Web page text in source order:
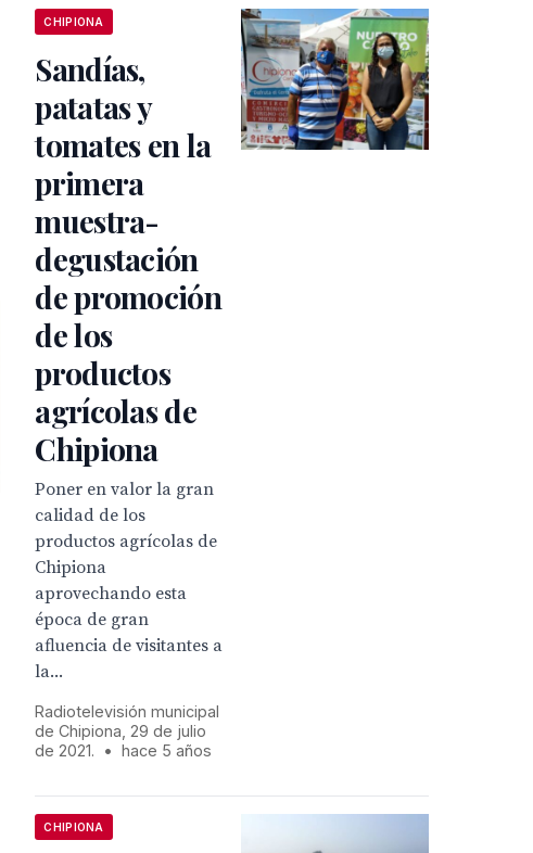
CHIPIONA
Sandías,
patatas y
tomates en la
primera
muestra-
degustación
de promoción
de los
productos
agrícolas de
Chipiona
Poner en valor la gran
calidad de los
productos agrícolas de
Chipiona
aprovechando esta
época de gran
afluencia de visitantes a
la...
Radiotelevisión municipal
de Chipiona, 29 de julio
de 2021.
• hace 5 años
CHIPIONA